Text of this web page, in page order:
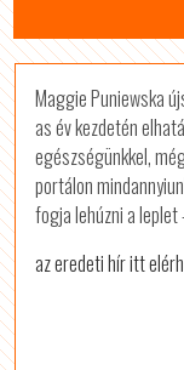
Maggie Puniewska
as év kezdetén
egészségünkkel,
portálon
fogja lehúzni a
az eredeti hír itt